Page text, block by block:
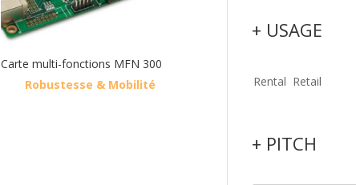
Carte multi-fonctions MFN 300
Robustesse & Mobilité
+ USAGE
Rental Retail
+ PITCH